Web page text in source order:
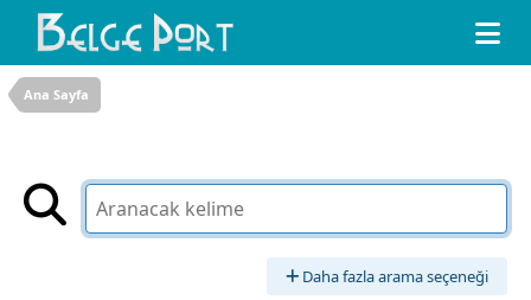
Ana Sayfa
Daha fazla arama seçeneği